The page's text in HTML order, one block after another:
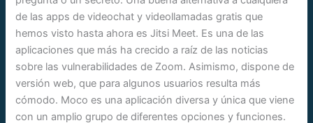
de las apps de videochat y videollamadas gratis que
hemos visto hasta ahora es Jitsi Meet. Es una de las
aplicaciones que más ha crecido a raíz de las noticias
sobre las vulnerabilidades de Zoom. Asimismo, dispone de
versión web, que para algunos usuarios resulta más
cómodo. Moco es una aplicación diversa y única que viene
con un amplio grupo de diferentes opciones y funciones.